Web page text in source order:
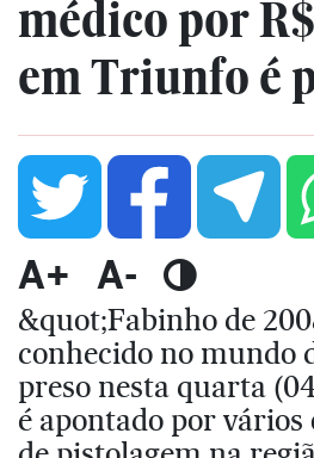
médico por
em Triunfo é
A+ A-
&quot;Fabinho de
conhecido no mundo
preso nesta quarta
é apontado por